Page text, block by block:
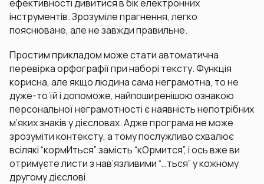
ефективності дивитися в бік електронних
інструментів. Зрозуміле прагнення, легко
пояснюване, але не завжди правильне.
Простим прикладом може стати автоматична
перевірка орфографії при наборі тексту. Функція
корисна, але якщо людина сама неграмотна, то не
дуже-то їй і допоможе, найпоширенішою ознакою
персональної неграмотності є наявність непотрібних
м’яких знаків у дієсловах. Адже програма не може
зрозуміти контексту, а тому послужливо схвалює
всілякі “кормИться” замість “кОрмится”, і ось вже ви
отримуєте листи з нав’язливими “…ться” у кожному
другому дієслові.